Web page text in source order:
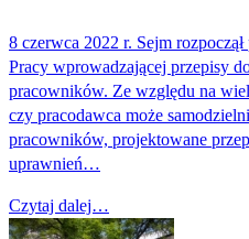
8 czerwca 2022 r. Sejm
Pracy wprowadzającej przepisy
pracowników. Ze względu na
czy pracodawca może
pracowników, projektowane
uprawnień…
Czytaj dalej…